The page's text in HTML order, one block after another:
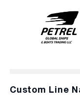
Custom Line